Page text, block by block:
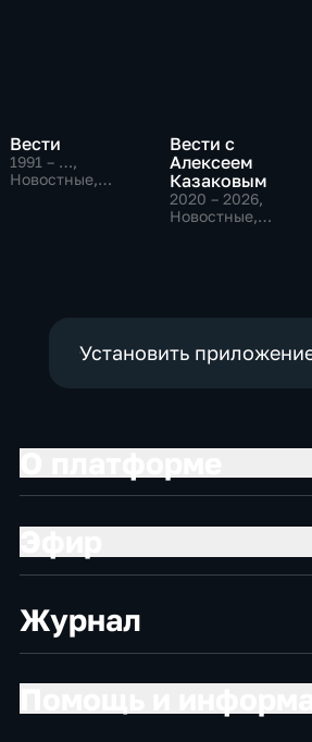
Вести
1991 – …,
Новостные,
Вести с
Алексеем
Казаковым
2020 – 2026,
Новостные,
Установить
Журнал